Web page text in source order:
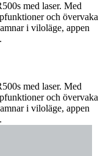
med laser. Med
och övervaka
i viloläge, appen
med laser. Med
och övervaka
i viloläge, appen